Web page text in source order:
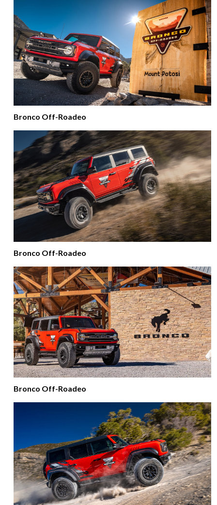
Bronco Off-Roadeo
Bronco Off-Roadeo
Bronco Off-Roadeo